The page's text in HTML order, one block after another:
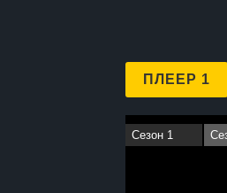
ПЛЕЕР 1
Сезон 1